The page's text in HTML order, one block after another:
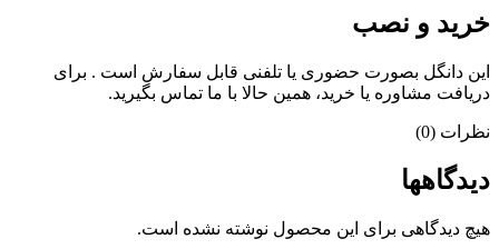
خرید و نصب
این دانگل بصورت حضوری یا تلفنی قابل سفارش است . برای
دریافت مشاوره یا خرید، همین حالا با ما تماس بگیرید.
نظرات (0)
دیدگاهها
هیچ دیدگاهی برای این محصول نوشته نشده است.